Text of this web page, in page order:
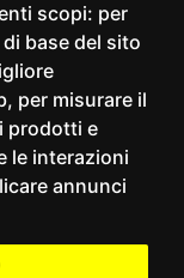
scopi: per
base del sito
, per misurare il
prodotti e
le interazioni
annunci